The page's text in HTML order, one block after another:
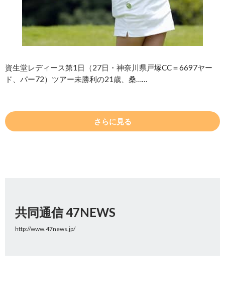
資生堂レディース第1日（27日・神奈川県戸塚CC＝6697ヤー
ド、パー72）ツアー未勝利の21歳、桑……
さらに見る
共同通信 47NEWS
http://www.47news.jp/